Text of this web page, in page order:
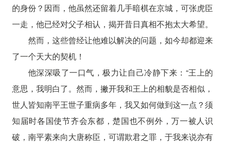
的身份？因而，他虽然还留着几手暗棋在京城，可张虎臣
一走，他已经对父子相认，揭开昔日真相不抱太大希望。
然而，这些曾经让他难以解决的问题，如今却都迎来
了一个天大的契机！
他深深吸了一口气，极力让自己冷静下来：“王上的
意思，我明白了。然而，撇开我和王上的相貌是否相似，
世人皆知南平王世子重病多年，我又如何做到这一点？须
知届时各国使节齐会东都，楚国也不例外，万一被人识
破，南平素来向大唐称臣，可谓欺君之罪，于我来说亦有